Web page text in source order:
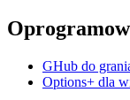
GHub do
Options+ dla